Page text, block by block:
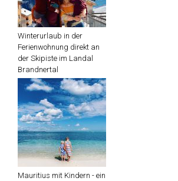
Winterurlaub in der
Ferienwohnung direkt an
der Skipiste im Landal
Brandnertal
Mauritius mit Kindern - ein